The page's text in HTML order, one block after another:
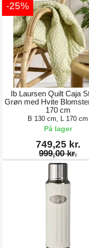
-25%
Ib Laursen Quilt Caja
Grøn med Hvite
170 cm
B 130 cm, L 170 cm
På lager
749,25 kr.
999,00 kr.